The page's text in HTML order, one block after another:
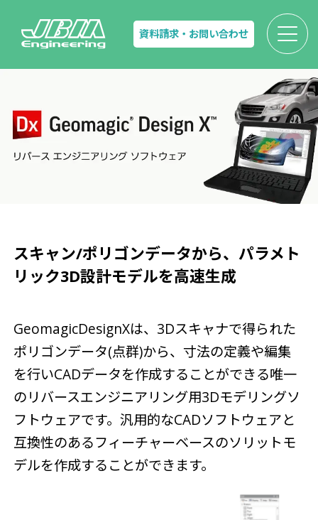
資料請求・お問い合わせ
スキャン/ポリゴンデータから、パラメト
リック3D設計モデルを高速生成
GeomagicDesignXは、3Dスキャナで得られた
ポリゴンデータ(点群)から、寸法の定義や編集
を行いCADデータを作成することができる唯一
のリバースエンジニアリング用3Dモデリングソ
フトウェアです。汎用的なCADソフトウェアと
互換性のあるフィーチャーベースのソリットモ
デルを作成することができます。